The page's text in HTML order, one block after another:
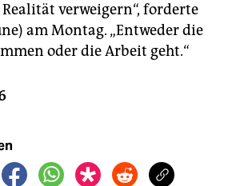
verweigern“, forderte
am Montag. „Entweder die
oder die Arbeit geht.“